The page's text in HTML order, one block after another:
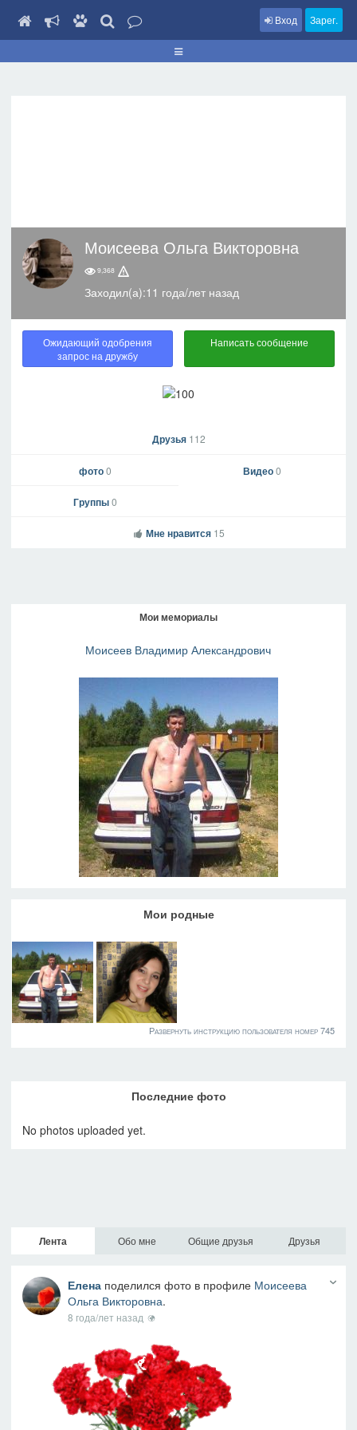
Вход Зарег.
Моисеева Ольга Викторовна
9,368
Заходил(а):11 года/лет назад
Ожидающий одобрения
запрос на дружбу
Написать сообщение
Друзья 112
фото0 Видео0
Группы0
Мне нравится 15
Мои мемориалы
Моисеев Владимир Александрович
Мои родные
Развернуть инструкцию пользователя номер 745
Последние фото
No photos uploaded yet.
Лента Обо мне Общие друзья Друзья
Еленаподелился фото в профиле Моисеева
Ольга Викторовна.
8 года/лет назад